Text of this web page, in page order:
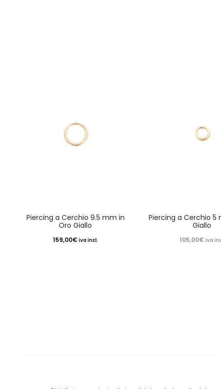
Piercing a Cerchio 9.5 mm in
Oro Giallo
159,00€ iva incl.
Piercing a Cerchio 5
Giallo
105,00€ iva